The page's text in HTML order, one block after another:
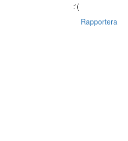
:'(
Rapportera